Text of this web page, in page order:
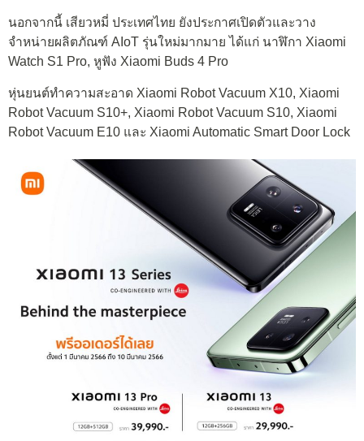
นอกจากนี้ เสียวหมี่ ประเทศไทย ยังประกาศเปิดตัวและวาง
จำหน่ายผลิตภัณฑ์ AIoT รุ่นใหม่มากมาย ได้แก่ นาฬิกา Xiaomi
Watch S1 Pro, หูฟัง Xiaomi Buds 4 Pro
หุ่นยนต์ทำความสะอาด Xiaomi Robot Vacuum X10, Xiaomi
Robot Vacuum S10+, Xiaomi Robot Vacuum S10, Xiaomi
Robot Vacuum E10 และ Xiaomi Automatic Smart Door Lock